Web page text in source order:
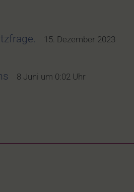
15. Dezember 2023
8 Juni um 0:02 Uhr